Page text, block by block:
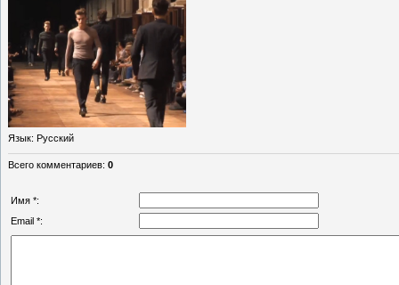
Язык: Русский
Всего комментариев: 0
Имя *:
Email *: